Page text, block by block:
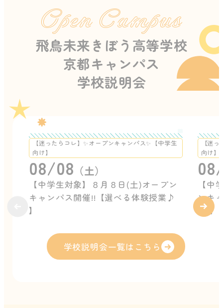
Open Campus
飛鳥未来きぼう高等学校
京都キャンパス
学校説明会
【迷ったらコレ】✨オープンキャンパス✨【中学生
向け】
08/08 （土）
【中学生対象】８月８日(土)オープン
キャンパス開催!!【選べる体験授業♪
】
【迷
向け】
【中
ンキ
♪ 】
学校説明会一覧はこちら